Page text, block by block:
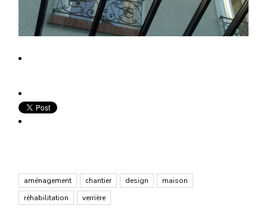
aménagement chantier design
maison
réhabilitation
verrière